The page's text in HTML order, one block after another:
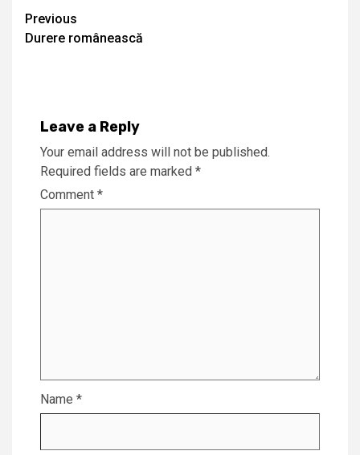
Continue
Reading
Previous
Durere românească
Leave a Reply
Your email address will not be published.
Required fields are marked *
Comment *
Name *